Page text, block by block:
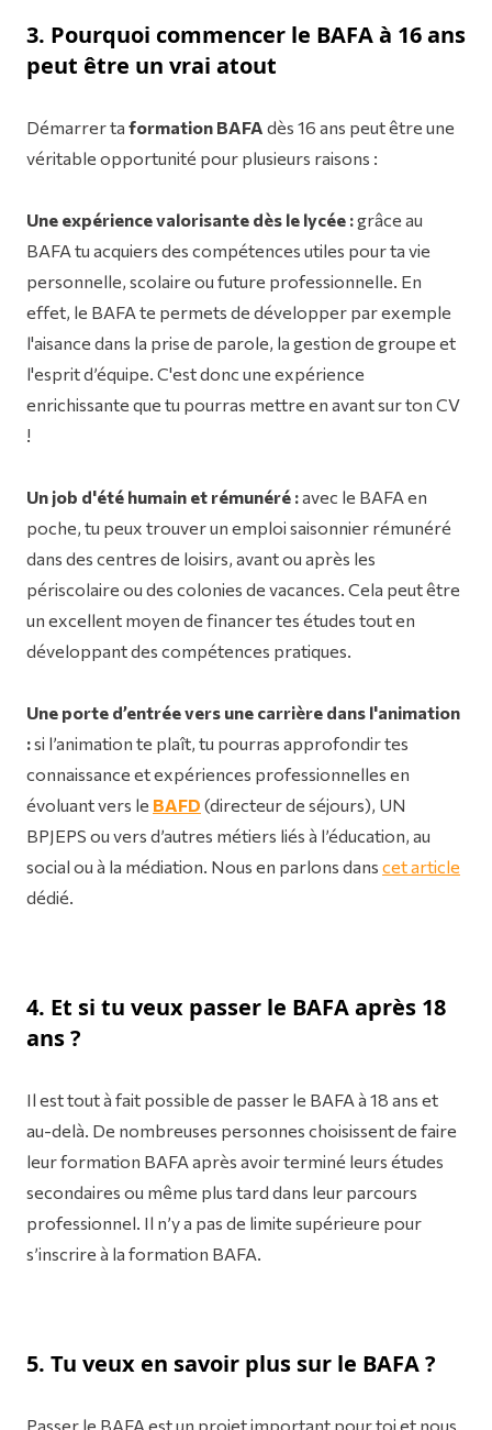
3. Pourquoi commencer le BAFA à 16 ans
peut être un vrai atout
Démarrer ta formation BAFA dès 16 ans peut être une
véritable opportunité pour plusieurs raisons :
Une expérience valorisante dès le lycée :grâce au
BAFA tu acquiers des compétences utiles pour ta vie
personnelle, scolaire ou future professionnelle. En
effet, le BAFA te permets de développer par exemple
l'aisance dans la prise de parole, la gestion de groupe et
l'esprit d’équipe. C'est donc une expérience
enrichissante que tu pourras mettre en avant sur ton CV
!
Un job d'été humain et rémunéré :avec le BAFA en
poche, tu peux trouver un emploi saisonnier rémunéré
dans des centres de loisirs, avant ou après les
périscolaire ou des colonies de vacances. Cela peut être
un excellent moyen de financer tes études tout en
développant des compétences pratiques.
Une porte d’entrée vers une carrière dans l'animation
:si l’animation te plaît, tu pourras approfondir tes
connaissance et expériences professionnelles en
évoluant vers le BAFD (directeur de séjours), UN
BPJEPS ou vers d’autres métiers liés à l’éducation, au
social ou à la médiation. Nous en parlons dans cet article
dédié.
4. Et si tu veux passer le BAFA après 18
ans ?
Il est tout à fait possible de passer le BAFA à 18 ans et
au-delà. De nombreuses personnes choisissent de faire
leur formation BAFA après avoir terminé leurs études
secondaires ou même plus tard dans leur parcours
professionnel. Il n’y a pas de limite supérieure pour
s’inscrire à la formation BAFA.
5. Tu veux en savoir plus sur le BAFA ?
Passer le BAFA est un projet important pour toi et nous